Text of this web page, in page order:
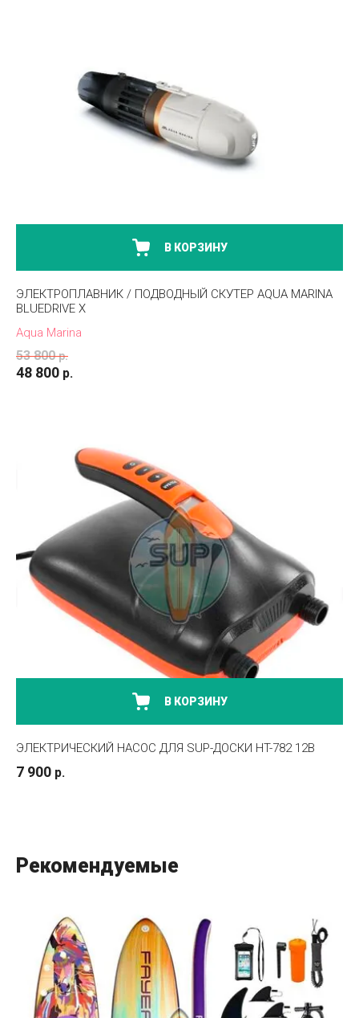
В КОРЗИНУ
ЭЛЕКТРОПЛАВНИК / ПОДВОДНЫЙ СКУТЕР AQUA MARINA
BLUEDRIVE X
Aqua Marina
53 800 р.
48 800 р.
В КОРЗИНУ
ЭЛЕКТРИЧЕСКИЙ НАСОС ДЛЯ SUP-ДОСКИ HT-782 12В
7 900 р.
Рекомендуемые